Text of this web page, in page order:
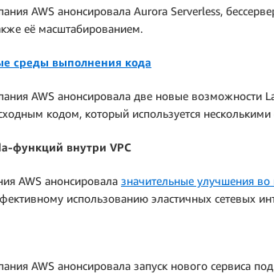
AWS анонсировала Aurora Serverless,
её масштабированием.
среды выполнения кода
AWS анонсировала две новые возможности
кодом, который используется
функций внутри VPC
AWS анонсировала значительные улучшения
использованию эластичных сетевых
AWS анонсировала запуск нового сервиса